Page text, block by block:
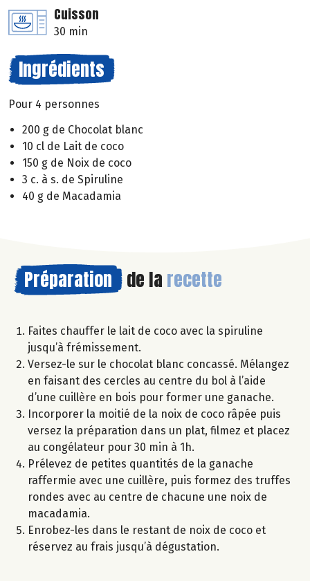
Cuisson
30 min
Ingrédients
Pour 4 personnes
200 g de Chocolat blanc
10 cl de Lait de coco
150 g de Noix de coco
3 c. à s. de Spiruline
40 g de Macadamia
Préparation de la recette
Faites chauffer le lait de coco avec la spiruline
jusqu’à frémissement.
Versez-le sur le chocolat blanc concassé. Mélangez
en faisant des cercles au centre du bol à l’aide
d’une cuillère en bois pour former une ganache.
Incorporer la moitié de la noix de coco râpée puis
versez la préparation dans un plat, filmez et placez
au congélateur pour 30 min à 1h.
Prélevez de petites quantités de la ganache
raffermie avec une cuillère, puis formez des truffes
rondes avec au centre de chacune une noix de
macadamia.
Enrobez-les dans le restant de noix de coco et
réservez au frais jusqu’à dégustation.